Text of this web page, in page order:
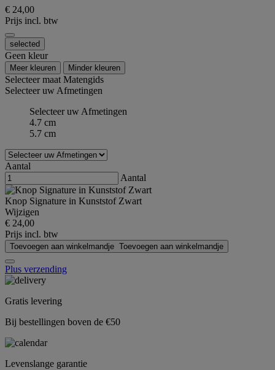
€ 24,00
Prijs incl. btw
selected
Geen kleur
Meer kleuren Minder kleuren
Selecteer maatMatengids
Selecteer uw Afmetingen
Selecteer uw Afmetingen
4.7 cm
5.7 cm
Aantal
Aantal
Knop Signature in Kunststof Zwart
Wijzigen
€ 24,00
Prijs incl. btw
Toevoegen aan winkelmandje Toevoegen aan winkelmandje
Plus verzending
Gratis levering
Bij bestellingen boven de €50
Levenslange garantie